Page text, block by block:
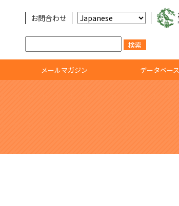
お問合わせ
索:
メールマガジン データベース